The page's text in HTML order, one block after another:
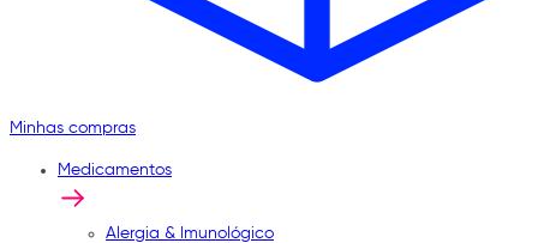
Minhas compras
Medicamentos
Alergia & Imunológico